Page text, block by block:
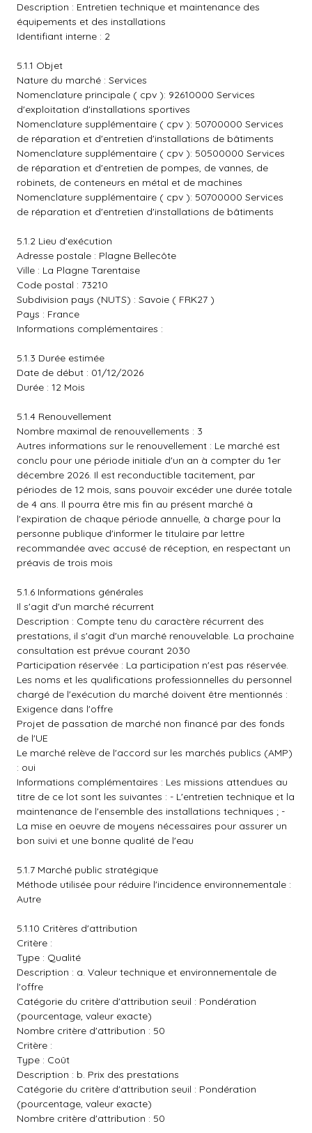
Description : Entretien technique et maintenance des
équipements et des installations
Identifiant interne : 2
5.1.1 Objet
Nature du marché : Services
Nomenclature principale ( cpv ): 92610000 Services
d'exploitation d'installations sportives
Nomenclature supplémentaire ( cpv ): 50700000 Services
de réparation et d'entretien d'installations de bâtiments
Nomenclature supplémentaire ( cpv ): 50500000 Services
de réparation et d'entretien de pompes, de vannes, de
robinets, de conteneurs en métal et de machines
Nomenclature supplémentaire ( cpv ): 50700000 Services
de réparation et d'entretien d'installations de bâtiments
5.1.2 Lieu d'exécution
Adresse postale : Plagne Bellecôte
Ville : La Plagne Tarentaise
Code postal : 73210
Subdivision pays (NUTS) : Savoie ( FRK27 )
Pays : France
Informations complémentaires :
5.1.3 Durée estimée
Date de début : 01/12/2026
Durée : 12 Mois
5.1.4 Renouvellement
Nombre maximal de renouvellements : 3
Autres informations sur le renouvellement : Le marché est
conclu pour une période initiale d'un an à compter du 1er
décembre 2026. Il est reconductible tacitement, par
périodes de 12 mois, sans pouvoir excéder une durée totale
de 4 ans. Il pourra être mis fin au présent marché à
l'expiration de chaque période annuelle, à charge pour la
personne publique d'informer le titulaire par lettre
recommandée avec accusé de réception, en respectant un
préavis de trois mois
5.1.6 Informations générales
Il s'agit d'un marché récurrent
Description : Compte tenu du caractère récurrent des
prestations, il s'agit d'un marché renouvelable. La prochaine
consultation est prévue courant 2030
Participation réservée : La participation n'est pas réservée.
Les noms et les qualifications professionnelles du personnel
chargé de l'exécution du marché doivent être mentionnés :
Exigence dans l'offre
Projet de passation de marché non financé par des fonds
de l'UE
Le marché relève de l'accord sur les marchés publics (AMP)
: oui
Informations complémentaires : Les missions attendues au
titre de ce lot sont les suivantes : - L'entretien technique et la
maintenance de l'ensemble des installations techniques ; -
La mise en oeuvre de moyens nécessaires pour assurer un
bon suivi et une bonne qualité de l'eau
5.1.7 Marché public stratégique
Méthode utilisée pour réduire l'incidence environnementale :
Autre
5.1.10 Critères d'attribution
Critère :
Type : Qualité
Description : a. Valeur technique et environnementale de
l'offre
Catégorie du critère d'attribution seuil : Pondération
(pourcentage, valeur exacte)
Nombre critère d'attribution : 50
Critère :
Type : Coût
Description : b. Prix des prestations
Catégorie du critère d'attribution seuil : Pondération
(pourcentage, valeur exacte)
Nombre critère d'attribution : 50